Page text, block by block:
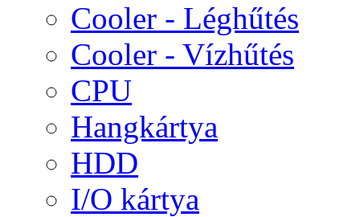
Cooler - Léghűtés
Cooler - Vízhűtés
CPU
Hangkártya
HDD
I/O kártya